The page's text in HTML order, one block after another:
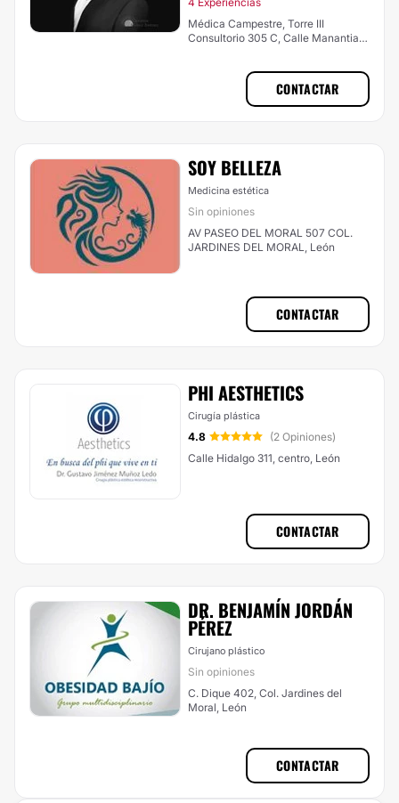
Médica Campestre, Torre III
Consultorio 305 C, Calle Manantial
CONTACTAR
SOY BELLEZA
Medicina estética
Sin opiniones
AV PASEO DEL MORAL 507 COL.
JARDINES DEL MORAL, León
CONTACTAR
PHI AESTHETICS
Cirugía plástica
4.8
(2 Opiniones)
Calle Hidalgo 311, centro, León
CONTACTAR
DR. BENJAMÍN JORDÁN
PÉREZ
Cirujano plástico
Sin opiniones
C. Dique 402, Col. Jardines del
Moral, León
CONTACTAR